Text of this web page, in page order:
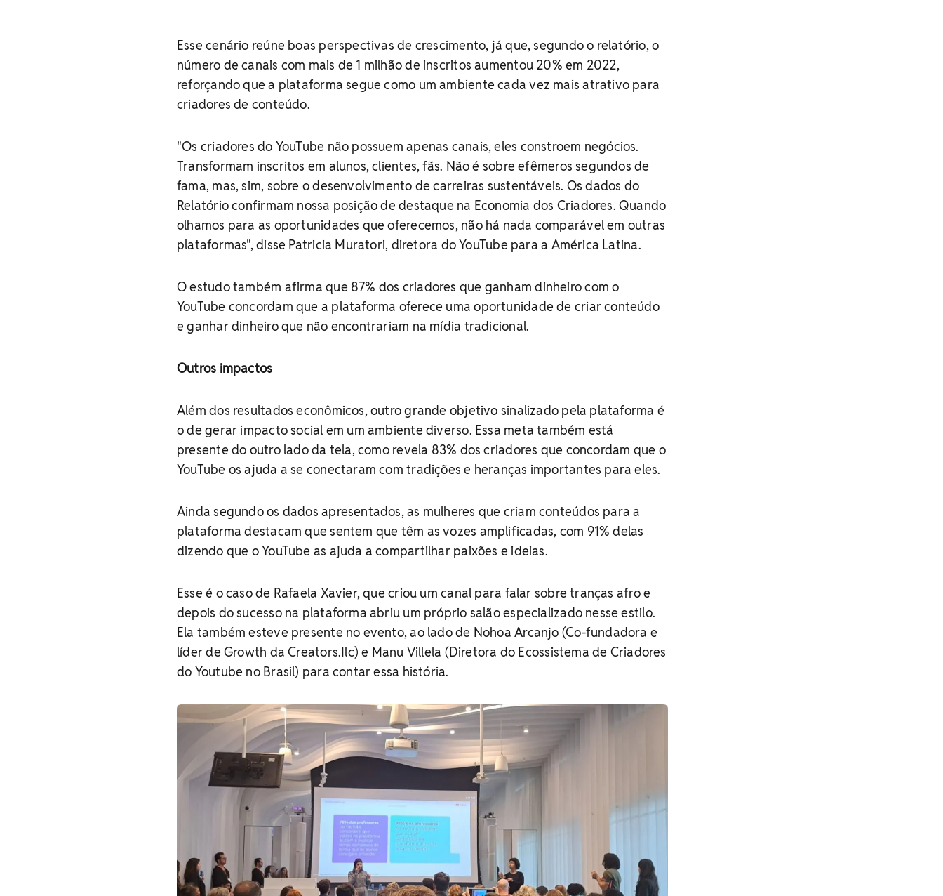
Esse cenário reúne boas perspectivas de crescimento, já que, segundo o relatório, o
número de canais com mais de 1 milhão de inscritos aumentou 20% em 2022,
reforçando que a plataforma segue como um ambiente cada vez mais atrativo para
criadores de conteúdo.
"Os criadores do YouTube não possuem apenas canais, eles constroem negócios.
Transformam inscritos em alunos, clientes, fãs. Não é sobre efêmeros segundos de
fama, mas, sim, sobre o desenvolvimento de carreiras sustentáveis. Os dados do
Relatório confirmam nossa posição de destaque na Economia dos Criadores. Quando
olhamos para as oportunidades que oferecemos, não há nada comparável em outras
plataformas", disse Patricia Muratori, diretora do YouTube para a América Latina.
O estudo também afirma que 87% dos criadores que ganham dinheiro com o
YouTube concordam que a plataforma oferece uma oportunidade de criar conteúdo
e ganhar dinheiro que não encontrariam na mídia tradicional.
Outros impactos
Além dos resultados econômicos, outro grande objetivo sinalizado pela plataforma é
o de gerar impacto social em um ambiente diverso. Essa meta também está
presente do outro lado da tela, como revela 83% dos criadores que concordam que o
YouTube os ajuda a se conectaram com tradições e heranças importantes para eles.
Ainda segundo os dados apresentados, as mulheres que criam conteúdos para a
plataforma destacam que sentem que têm as vozes amplificadas, com 91% delas
dizendo que o YouTube as ajuda a compartilhar paixões e ideias.
Esse é o caso de Rafaela Xavier, que criou um canal para falar sobre tranças afro e
depois do sucesso na plataforma abriu um próprio salão especializado nesse estilo.
Ela também esteve presente no evento, ao lado de Nohoa Arcanjo (Co-fundadora e
líder de Growth da Creators.Ilc) e Manu Villela (Diretora do Ecossistema de Criadores
do Youtube no Brasil) para contar essa história.